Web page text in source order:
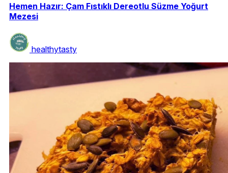
Hemen Hazır: Çam Fıstıklı Dereotlu Süzme Yoğurt
Mezesi
healthytasty